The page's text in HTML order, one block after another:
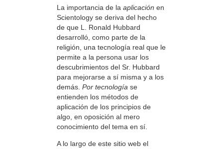
La importancia de la aplicación en
Scientology se deriva del hecho
de que L. Ronald Hubbard
desarrolló, como parte de la
religión, una tecnología real que le
permite a la persona usar los
descubrimientos del Sr. Hubbard
para mejorarse a sí misma y a los
demás. Por tecnología se
entienden los métodos de
aplicación de los principios de
algo, en oposición al mero
conocimiento del tema en sí.
A lo largo de este sitio web el